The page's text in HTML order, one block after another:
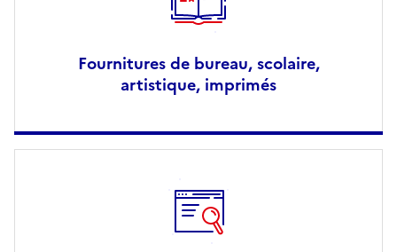
Fournitures de bureau, scolaire,
artistique, imprimés